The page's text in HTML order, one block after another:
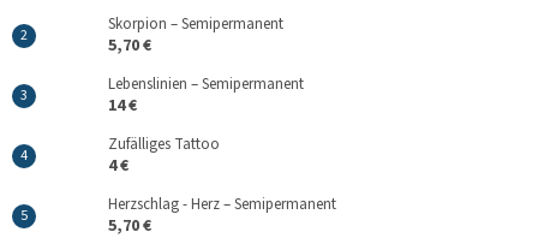
Skorpion – Semipermanent
5,70 €
Lebenslinien – Semipermanent
14 €
Zufälliges Tattoo
4 €
Herzschlag - Herz – Semipermanent
5,70 €